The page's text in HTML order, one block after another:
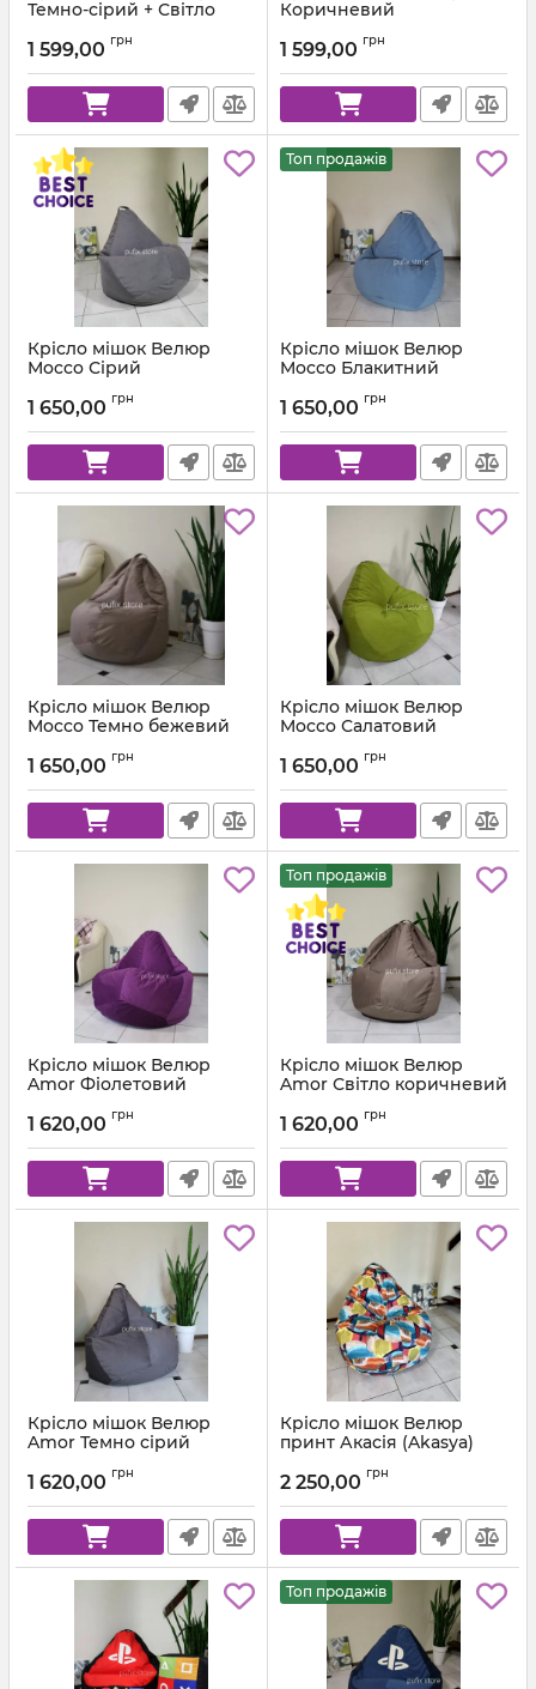
Темно-сірий + Світло
Артикул: km-polo-17-16-l
1 599,00 грн
Коричневий
1 599,00 грн
Крісло мішок Велюр
Mocco Сірий
1 650,00 грн
Топ продажів
Крісло мішок Велюр
Mocco Блакитний
1 650,00 грн
Крісло мішок Велюр
Mocco Темно бежевий
1 650,00 грн
Крісло мішок Велюр
Mocco Салатовий
1 650,00 грн
Крісло мішок Велюр
Amor Фіолетовий
1 620,00 грн
Топ продажів
Крісло мішок Велюр
Amor Світло коричневий
1 620,00 грн
Крісло мішок Велюр
Amor Темно сірий
1 620,00 грн
Крісло мішок Велюр
принт Акасія (Akasya)
2 250,00 грн
Топ продажів